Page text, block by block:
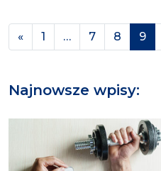
Nawigacja po
« 1 … 7 8 9
Najnowsze wpisy: